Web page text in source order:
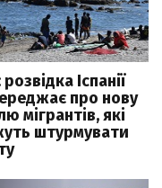
Іспанії
про нову
мігрантів, які
штурмувати